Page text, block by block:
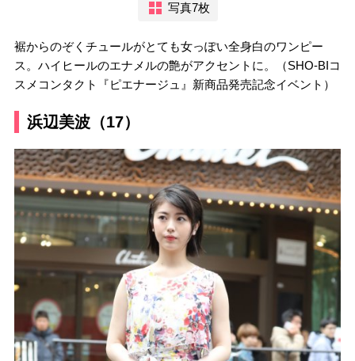
写真7枚
裾からのぞくチュールがとても女っぽい全身白のワンピー
ス。ハイヒールのエナメルの艶がアクセントに。（SHO-BIコ
スメコンタクト『ピエナージュ』新商品発売記念イベント）
浜辺美波（17）